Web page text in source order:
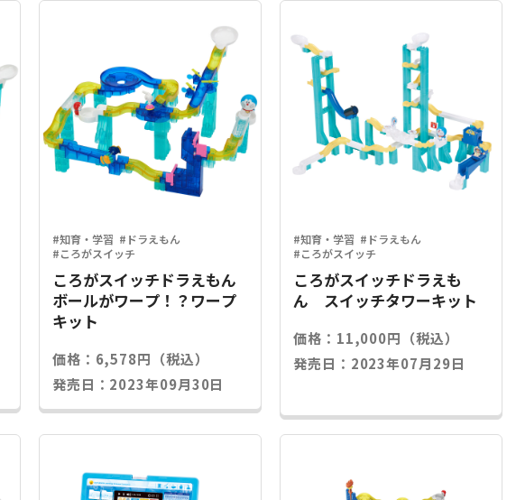
#知育・学習 #ドラえもん
#ころがスイッチ
ころがスイッチドラえもん
ボールがワープ！？ワープ
キット
価格：6,578円（税込）
発売日：2023年09月30日
#知育・学習 #ドラえもん
#ころがスイッチ
ころがスイッチドラえも
ん スイッチタワーキット
価格：11,000円（税込）
発売日：2023年07月29日